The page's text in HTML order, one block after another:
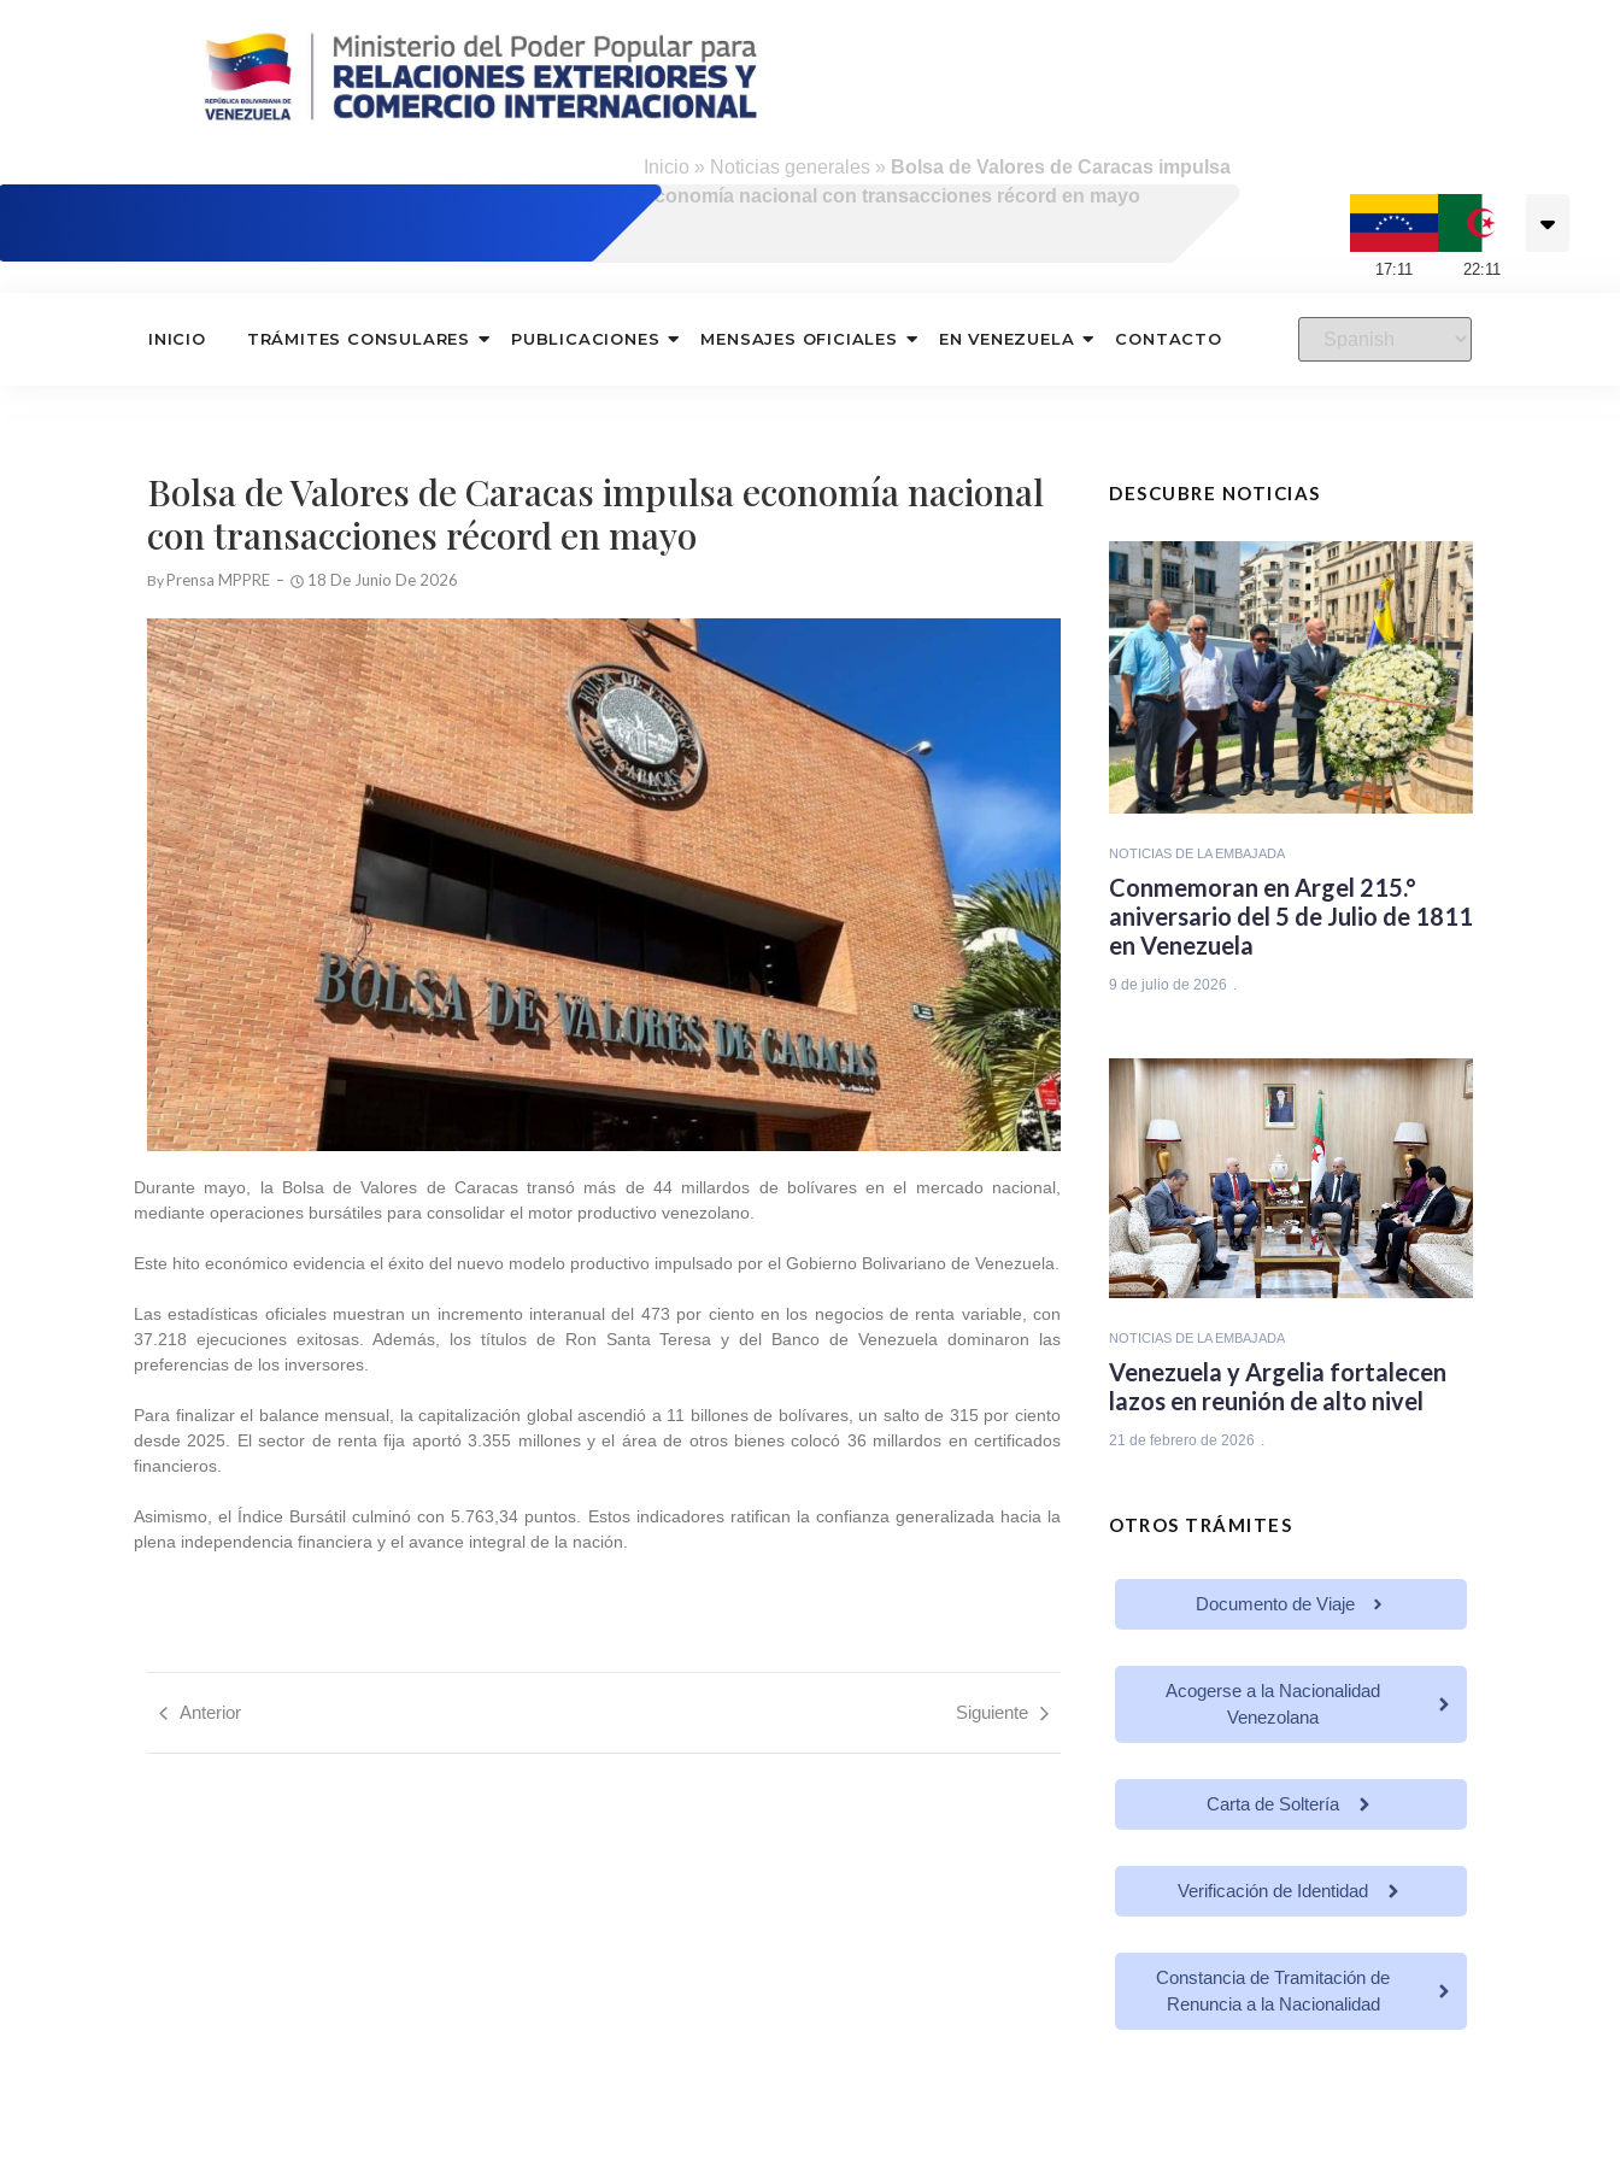
Inicio » Noticias generales » Bolsa de Valores de Caracas impulsa
economía nacional con transacciones récord en mayo
17:11 22:11
INICIO TRÁMITES CONSULARES PUBLICACIONES MENSAJES OFICIALES EN VENEZUELA CONTACTO
Bolsa de Valores de Caracas impulsa economía nacional
con transacciones récord en mayo
By Prensa MPPRE 18 De Junio De 2026
Durante mayo, la Bolsa de Valores de Caracas transó más de 44 millardos de bolívares en el mercado nacional,
mediante operaciones bursátiles para consolidar el motor productivo venezolano.
Este hito económico evidencia el éxito del nuevo modelo productivo impulsado por el Gobierno Bolivariano de Venezuela.
Las estadísticas oficiales muestran un incremento interanual del 473 por ciento en los negocios de renta variable, con
37.218 ejecuciones exitosas. Además, los títulos de Ron Santa Teresa y del Banco de Venezuela dominaron las
preferencias de los inversores.
Para finalizar el balance mensual, la capitalización global ascendió a 11 billones de bolívares, un salto de 315 por ciento
desde 2025. El sector de renta fija aportó 3.355 millones y el área de otros bienes colocó 36 millardos en certificados
financieros.
Asimismo, el Índice Bursátil culminó con 5.763,34 puntos. Estos indicadores ratifican la confianza generalizada hacia la
plena independencia financiera y el avance integral de la nación.
Anterior Siguiente
DESCUBRE NOTICIAS
NOTICIAS DE LA EMBAJADA
Conmemoran en Argel 215.°
aniversario del 5 de Julio de 1811
en Venezuela
9 de julio de 2026
NOTICIAS DE LA EMBAJADA
Venezuela y Argelia fortalecen
lazos en reunión de alto nivel
21 de febrero de 2026
OTROS TRÁMITES
Documento de Viaje
Acogerse a la Nacionalidad
Venezolana
Carta de Soltería
Verificación de Identidad
Constancia de Tramitación de
Renuncia a la Nacionalidad